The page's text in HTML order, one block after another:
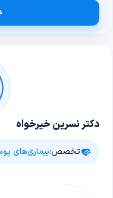
دکتر نسرین خیرخواه
تخصص:بیماری‌های